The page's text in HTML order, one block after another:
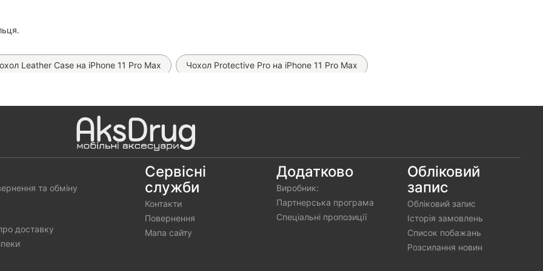
Leather Case на iPhone 11 Pro Max Чохол Protective Pro на iPhone 11 Pro Max
Чохол Fibra Clear Case на iPhone 11 Pro Max
Матова гідрогелева плівка Proove Lite Matte (на всі телефони)
гідрогелева плівка Proove Clear Pro (на всі моделі) Прозора гідрогелева плівка Proove Clear Lite (на всі телефони)
гідрогелева плівка SKLO (на всі телефони) Матова гідрогелева плівка SKLO (на всі телефони)
на iPhone 11 Pro Max
та обміну
доставку
Сервісні
служби
Контакти
Повернення
Мапа сайту
Додатково
Виробник:
Партнерська програма
Спеціальні пропозиції
Обліковий
запис
Обліковий запис
Історія замовлень
Список побажань
Розсилання новин